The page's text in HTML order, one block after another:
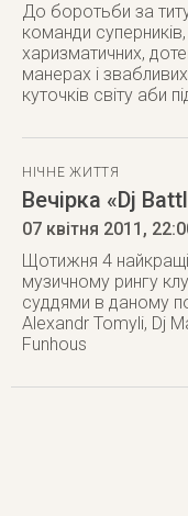
До боротьби за
команди
харизматичних,
манерах і звабливих
куточків світу аби
НІЧНЕ ЖИТТЯ
Вечірка «Dj
07 квітня 2011 ,
Щотижня 4
музичному рингу
суддями в даному
Alexandr Tomyli, Dj
Funhous